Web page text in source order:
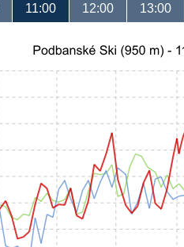
11:00 12:00 13:00